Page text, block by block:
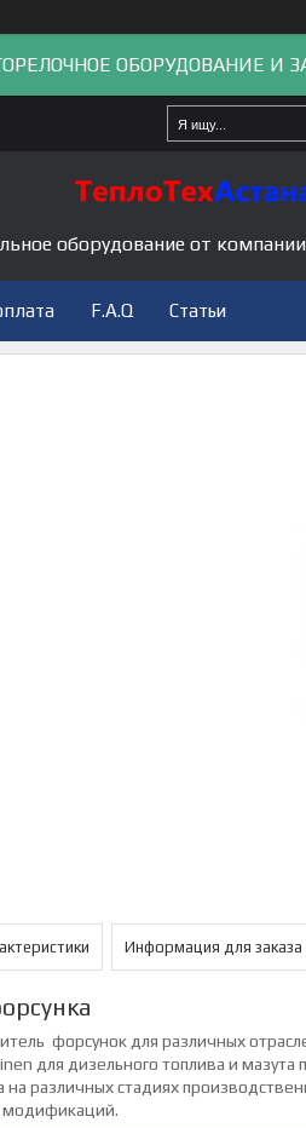
ОБОРУДОВАНИЕ И
оборудование от
F.A.Q Статьи
Информация для заказа
форсунок для различных
для дизельного топлива и
на различных стадиях
модификаций.